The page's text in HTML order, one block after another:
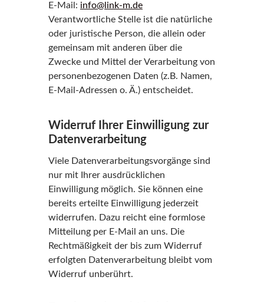
E-Mail: info@link-m.de
Verantwortliche Stelle ist die natürliche
oder juristische Person, die allein oder
gemeinsam mit anderen über die
Zwecke und Mittel der Verarbeitung von
personenbezogenen Daten (z.B. Namen,
E-Mail-Adressen o. Ä.) entscheidet.
Widerruf Ihrer Einwilligung zur
Datenverarbeitung
Viele Datenverarbeitungsvorgänge sind
nur mit Ihrer ausdrücklichen
Einwilligung möglich. Sie können eine
bereits erteilte Einwilligung jederzeit
widerrufen. Dazu reicht eine formlose
Mitteilung per E-Mail an uns. Die
Rechtmäßigkeit der bis zum Widerruf
erfolgten Datenverarbeitung bleibt vom
Widerruf unberührt.